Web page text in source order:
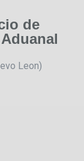
de
Leon)